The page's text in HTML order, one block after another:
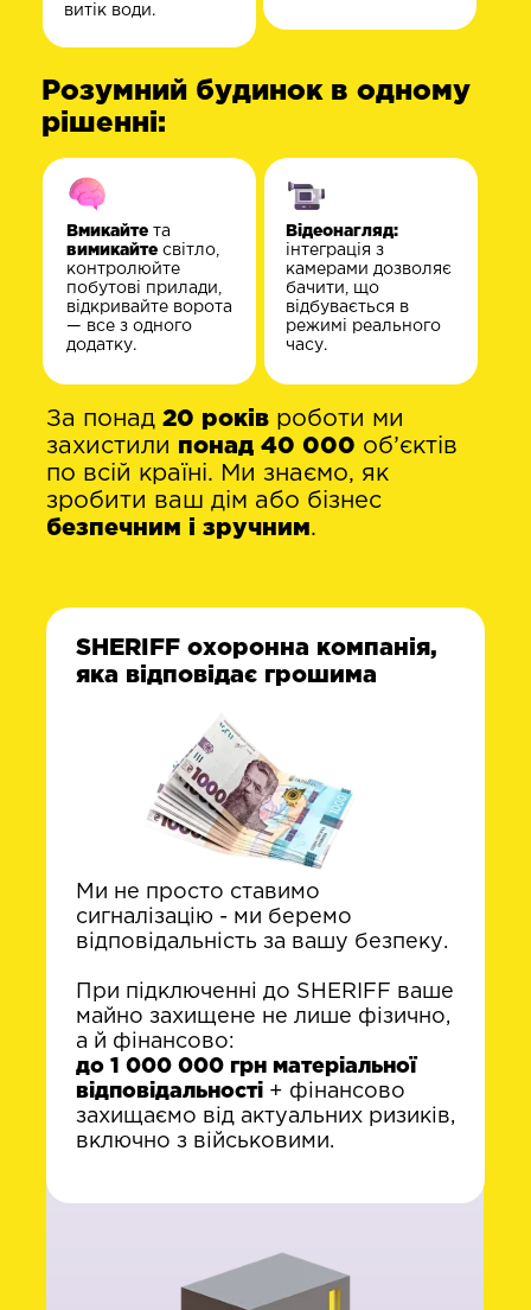
Розумний будинок в одному
рішенні:
За понад 20 років роботи ми
захистили понад 40 000 об’єктів
по всій країні. Ми знаємо, як
зробити ваш дім або бізнес
безпечним і зручним.
витік води.
Відеонагляд:
інтеграція з
камерами дозволяє
бачити, що
відбувається в
режимі реального
часу.
Вмикайте та
вимикайте світло,
контролюйте
побутові прилади,
відкривайте ворота
— все з одного
додатку.
SHERIFF охоронна компанія,
яка відповідає грошима
Ми не просто ставимо
сигналізацію - ми беремо
відповідальність за вашу безпеку.
При підключенні до SHERIFF ваше
майно захищене не лише фізично,
а й фінансово:
до 1 000 000 грн матеріальної
відповідальності + фінансово
захищаємо від актуальних ризиків,
включно з військовими.